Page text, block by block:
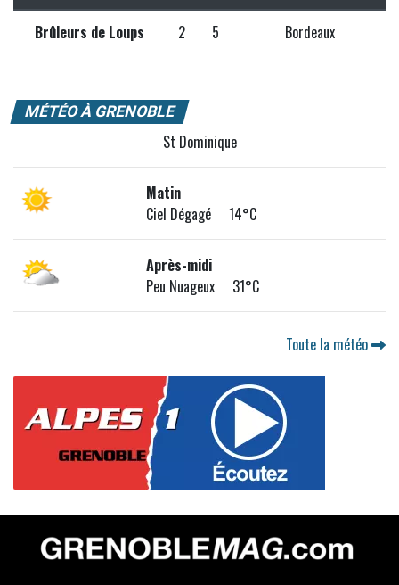
Brûleurs de Loups 2 5 Bordeaux
MÉTÉO À GRENOBLE
St Dominique
Matin
Ciel Dégagé 14°C
Après-midi
Peu Nuageux 31°C
Toute la météo